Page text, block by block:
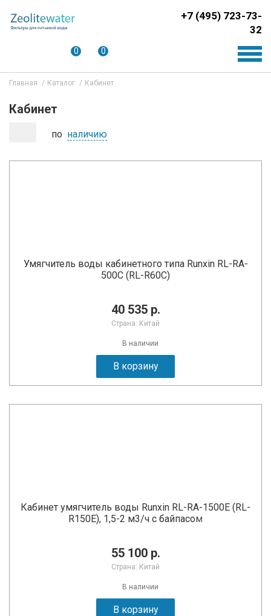
+7 (495) 723-73-
32
0 0
Главная Каталог Кабинет
Кабинет
по наличию
Умягчитель воды кабинетного типа Runxin RL-RA-
500C (RL-R60C)
40 535 р.
Страна: Китай
В наличии
В корзину
Кабинет умягчитель воды Runxin RL-RA-1500E (RL-
R150E), 1,5-2 м3/ч с байпасом
55 100 р.
Страна: Китай
В наличии
В корзину